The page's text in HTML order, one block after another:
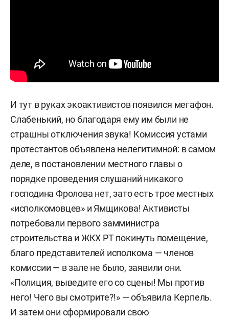
И тут в руках экоактивистов появился мегафон.
Слабенький, но благодаря ему им были не
страшны отключения звука! Комиссия устами
протестантов объявлена нелегитимной: в самом
деле, в постановлении местного главы о
порядке проведения слушаний никакого
господина Фролова нет, зато есть трое местных
«исполкомовцев» и Ямщикова! Активисты
потребовали первого замминистра
строительства и ЖКХ РТ покинуть помещение,
благо представителей исполкома — членов
комиссии — в зале не было, заявили они.
«Полиция, выведите его со сцены! Мы против
него! Чего вы смотрите?!» — объявила Керпель.
И затем они сформировали свою